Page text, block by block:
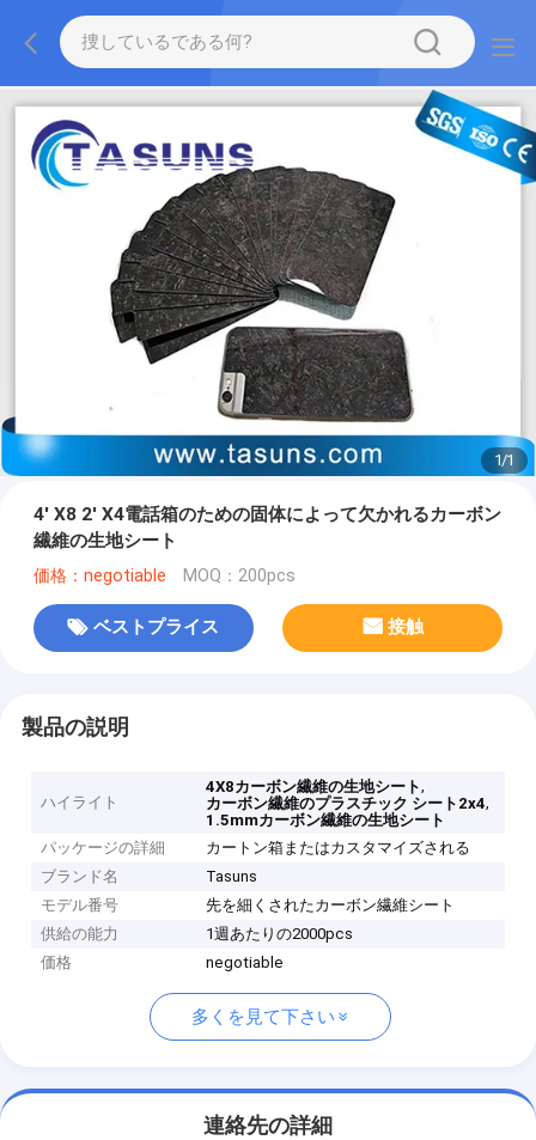
1/1
4' X8 2' X4電話箱のための固体によって欠かれるカーボン
繊維の生地シート
価格：negotiable MOQ：200pcs
ベストプライス 接触
製品の説明
ハイライト
4X8カーボン繊維の生地シート,
カーボン繊維のプラスチック シート2x4,
1.5mmカーボン繊維の生地シート
パッケージの詳細
カートン箱またはカスタマイズされる
ブランド名
Tasuns
モデル番号
先を細くされたカーボン繊維シート
供給の能力
1週あたりの2000pcs
価格
negotiable
多くを見て下さい
連絡先の詳細